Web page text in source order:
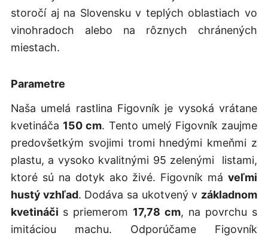
storočí aj na Slovensku v teplých oblastiach vo
vinohradoch alebo na rôznych chránených
miestach.
Parametre
Naša umelá rastlina Figovník je vysoká vrátane
kvetináča 150 cm. Tento umelý Figovník zaujme
predovšetkým svojimi tromi hnedými kmeňmi z
plastu, a vysoko kvalitnými 95 zelenými listami,
ktoré sú na dotyk ako živé. Figovník máveľmi
hustý vzhľad. Dodáva sa ukotvený v základnom
kvetináči s priemerom 17,78 cm, na povrchu s
imitáciou machu. Odporúčame Figovník